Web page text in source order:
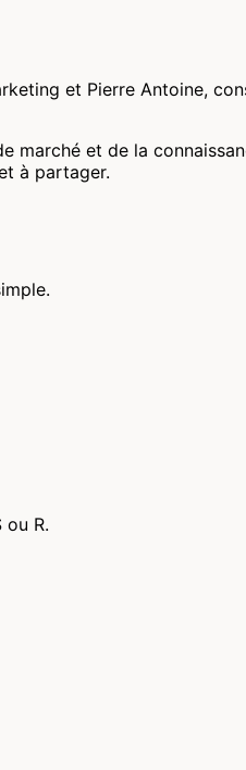
et Pierre Antoine,
et de la
à partager.
R.